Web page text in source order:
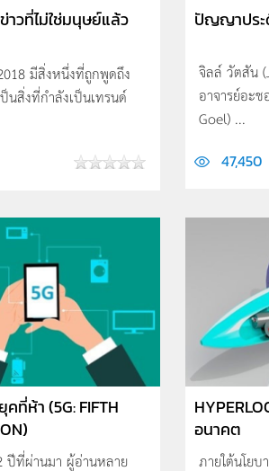
าวที่ไม่ใช่มนุษย์แล้ว
มีสิ่งหนึ่งที่ถูกพูดถึง
นสิ่งที่กำลังเป็นเทรนด์
ปัญญาประ
จิลล์ วัตสัน
อาจารย์อะช
Goel) ...
47,450
ที่ห้า (5G: FIFTH
ปีที่ผ่านมา ผู้อ่านหลาย
อนาคต
ภายใต้นโย